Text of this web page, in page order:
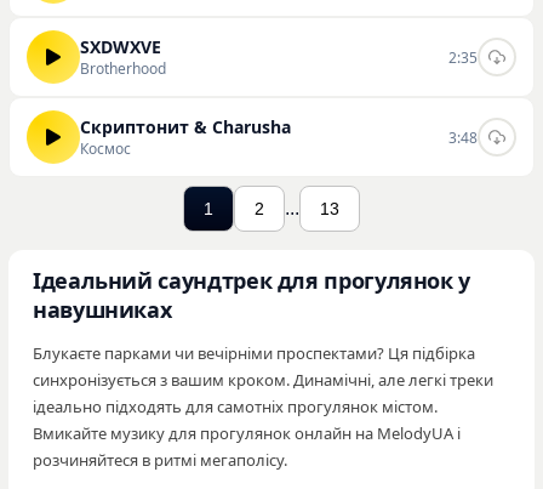
SXDWXVE
Brotherhood
2:35
Скриптонит & Charusha
Космос
3:48
1 2 ... 13
Ідеальний саундтрек для прогулянок у
навушниках
Блукаєте парками чи вечірніми проспектами? Ця підбірка
синхронізується з вашим кроком. Динамічні, але легкі треки
ідеально підходять для самотніх прогулянок містом.
Вмикайте музику для прогулянок онлайн на MelodyUA і
розчиняйтеся в ритмі мегаполісу.